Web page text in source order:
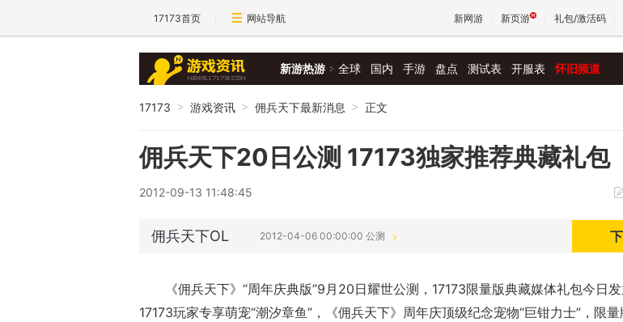
17173首页 网站导航 新网游 新页游 礼包/激活码
新游热游 全球 国内 手游 盘点 测试表 开服表 怀旧频道
17173 > 游戏资讯 > 佣兵天下最新消息 > 正文
佣兵天下20日公测 17173独家推荐典藏礼包
2012-09-13 11:48:45
佣兵天下OL 2012-04-06 00:00:00 公测
《佣兵天下》“周年庆典版”9月20日耀世公测，17173限量版典藏媒体礼包今日发
17173玩家专享萌宠“潮汐章鱼”，《佣兵天下》周年庆顶级纪念宠物“巨钳力士”，限